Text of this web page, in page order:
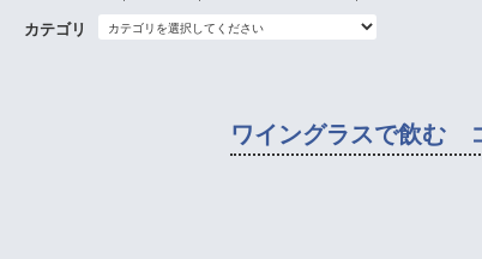
カテゴリ
ワイングラスで飲む